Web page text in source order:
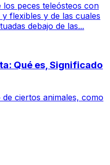
los peces teleósteos con
flexibles y de las cuales
debajo de las...
Qué es, Significado
ciertos animales, como